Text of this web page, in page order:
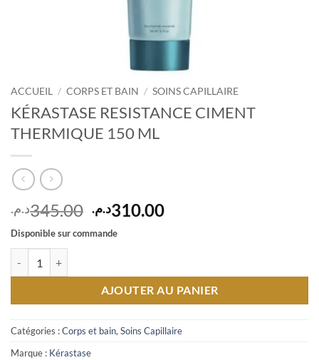
ACCUEIL / CORPS ET BAIN / SOINS CAPILLAIRE
KÉRASTASE RESISTANCE CIMENT
THERMIQUE 150 ML
345.00د.م.
Le
prix
initial
345.00د.م..
310.00د.م.
Le
310.00د.م..
Disponible sur commande
AJOUTER AU PANIER
Catégories :Corps et bain, Soins Capillaire
Marque : Kérastase